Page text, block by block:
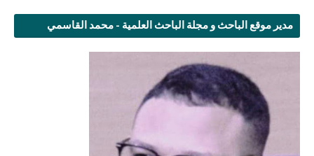
مدير موقع الباحث و مجلة الباحث العلمية - محمد القاسمي